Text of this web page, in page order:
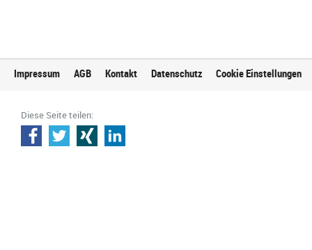
Impressum AGB Kontakt Datenschutz Cookie Einstellungen
Diese Seite teilen: